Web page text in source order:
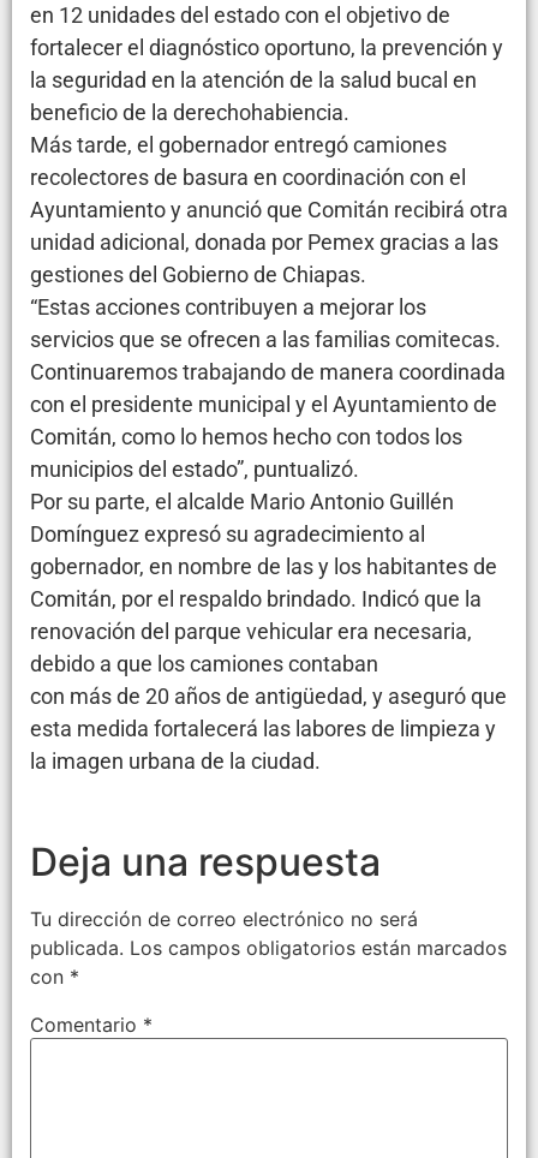
en 12 unidades del estado con el objetivo de
fortalecer el diagnóstico oportuno, la prevención y
la seguridad en la atención de la salud bucal en
beneficio de la derechohabiencia.
Más tarde, el gobernador entregó camiones
recolectores de basura en coordinación con el
Ayuntamiento y anunció que Comitán recibirá otra
unidad adicional, donada por Pemex gracias a las
gestiones del Gobierno de Chiapas.
“Estas acciones contribuyen a mejorar los
servicios que se ofrecen a las familias comitecas.
Continuaremos trabajando de manera coordinada
con el presidente municipal y el Ayuntamiento de
Comitán, como lo hemos hecho con todos los
municipios del estado”, puntualizó.
Por su parte, el alcalde Mario Antonio Guillén
Domínguez expresó su agradecimiento al
gobernador, en nombre de las y los habitantes de
Comitán, por el respaldo brindado. Indicó que la
renovación del parque vehicular era necesaria,
debido a que los camiones contaban
con más de 20 años de antigüedad, y aseguró que
esta medida fortalecerá las labores de limpieza y
la imagen urbana de la ciudad.
Deja una respuesta
Tu dirección de correo electrónico no será
publicada. Los campos obligatorios están marcados
con *
Comentario *